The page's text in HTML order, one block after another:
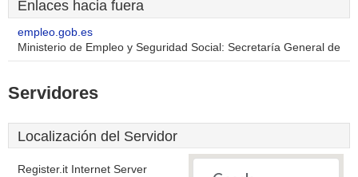
Enlaces hacia fuera
empleo.gob.es
Ministerio de Empleo y Seguridad Social: Secretaría General de
Servidores
Localización del Servidor
Register.it Internet Server